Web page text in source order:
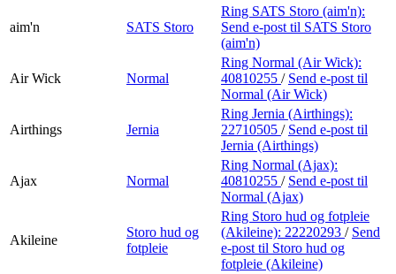
aim'n SATS Storo
Ring SATS Storo (aim'n):
Send e-post til SATS Storo
(aim'n)
Air Wick Normal
Ring Normal (Air Wick):
40810255 / Send e-post til
Normal (Air Wick)
Airthings Jernia
Ring Jernia (Airthings):
22710505 / Send e-post til
Jernia (Airthings)
Ajax Normal
Ring Normal (Ajax):
40810255 / Send e-post til
Normal (Ajax)
Akileine
Storo hud og
fotpleie
Ring Storo hud og fotpleie
(Akileine): 22220293 / Send
e-post til Storo hud og
fotpleie (Akileine)